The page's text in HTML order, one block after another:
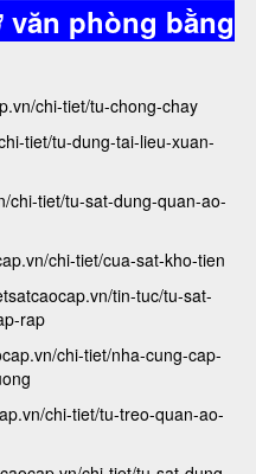
phòng bằng
chi-tiet/tu-chong-chay
tiet/tu-dung-tai-lieu-xuan-
chi-tiet/tu-sat-dung-quan-ao-
chi-tiet/cua-sat-kho-tien
tin-tuc/tu-sat-
rap
chi-tiet/nha-cung-cap-
chi-tiet/tu-treo-quan-ao-